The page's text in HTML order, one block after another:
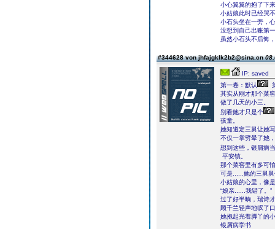
小心翼翼的抱了下
小姑娘此时已经哭
小石头坐在一旁，
没想到自己出账第
虽然小石头不后悔
#344628 von jhfajgklk2b2@sina.cn
IP: saved
第一卷：默认
其实从刚才那个菜
做了几天的小三。
别看她才只是个
孩童。
她知道定三舅让她
不仅一掌劈晕了她
想到这些，银屑病
平安镇。
那个菜窖里有多可
可是......她的三舅
小姑娘的心里，像
“娘亲......我错了。”
过了好半晌，瑞诗
顾千兰轻声地叹了
她抱起光着脚丫的
银屑病学书